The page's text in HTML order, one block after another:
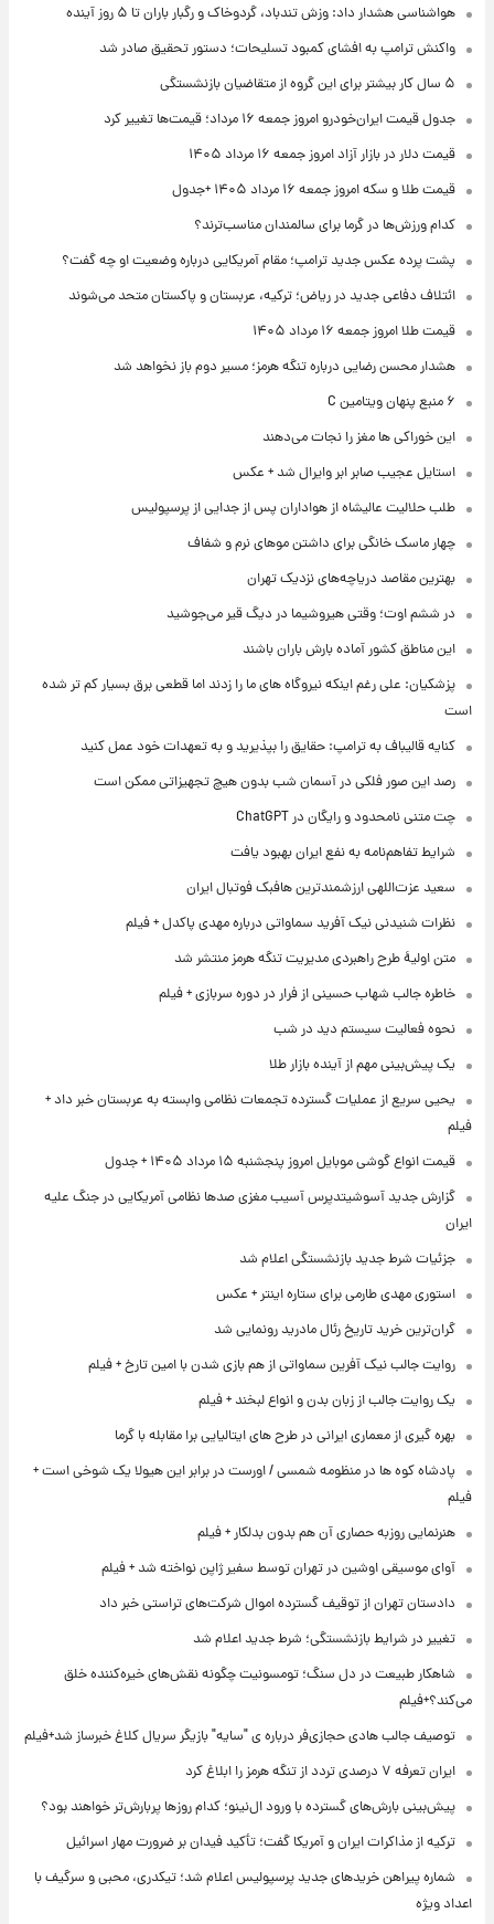
هواشناسی هشدار داد: وزش تندباد، گردوخاک و رگبار باران تا ۵ روز آینده
واکنش ترامپ به افشای کمبود تسلیحات؛ دستور تحقیق صادر شد
۵ سال کار بیشتر برای این گروه از متقاضیان بازنشستگی
جدول قیمت ایران‌خودرو امروز جمعه ۱۶ مرداد؛ قیمت‌ها تغییر کرد
قیمت دلار در بازار آزاد امروز جمعه ۱۶ مرداد ۱۴۰۵
قیمت طلا و سکه امروز جمعه ۱۶ مرداد ۱۴۰۵ +جدول
کدام ورزش‌ها در گرما برای سالمندان مناسب‌ترند؟
پشت پرده عکس جدید ترامپ؛ مقام آمریکایی درباره وضعیت او چه گفت؟
ائتلاف دفاعی جدید در ریاض؛ ترکیه، عربستان و پاکستان متحد می‌شوند
قیمت طلا امروز جمعه ۱۶ مرداد ۱۴۰۵
هشدار محسن رضایی درباره تنگه هرمز؛ مسیر دوم باز نخواهد شد
۶ منبع پنهان ویتامین C
این خوراکی ها مغز را نجات می‌دهند
استایل عجیب صابر ابر وایرال شد + عکس
طلب حلالیت عالیشاه از هواداران پس از جدایی از پرسپولیس
چهار ماسک خانگی برای داشتن موهای نرم و شفاف
بهترین مقاصد دریاچه‌های نزدیک تهران
در ششم اوت؛ وقتی هیروشیما در دیگ قیر می‌جوشید
این مناطق کشور آماده بارش باران باشند
پزشکیان: علی رغم اینکه نیروگاه های ما را زدند اما قطعی برق بسیار کم تر شده
است
کنایه قالیباف به ترامپ: حقایق را بپذیرید و به تعهدات خود عمل کنید
رصد این صور فلکی در آسمان شب بدون هیچ تجهیزاتی ممکن است
چت متنی نامحدود و رایگان در ChatGPT
شرایط تفاهم‌نامه به نفع ایران بهبود یافت
سعید عزت‌اللهی ارزشمندترین هافبک فوتبال ایران
نظرات شنیدنی نیک آفرید سماواتی درباره مهدی پاکدل + فیلم
متن اولیۀ طرح راهبردی مدیریت تنگه هرمز منتشر شد
خاطره جالب شهاب حسینی از فرار در دوره سربازی + فیلم
نحوه فعالیت سیستم دید در شب
یک پیش‌بینی مهم از آینده بازار طلا
یحیی سریع از عملیات گسترده تجمعات نظامی وابسته به عربستان خبر داد +
فیلم
قیمت انواع گوشی موبایل امروز پنجشنبه ۱۵ مرداد ۱۴۰۵ + جدول
گزارش جدید آسوشیتدپرس آسیب مغزی صدها نظامی آمریکایی در جنگ علیه
ایران
جزئیات شرط جدید بازنشستگی اعلام شد
استوری مهدی طارمی برای ستاره اینتر + عکس
گران‌ترین خرید تاریخ رئال مادرید رونمایی شد
روایت جالب نیک آفرین سماواتی از هم بازی شدن با امین تارخ + فیلم
یک روایت جالب از زبان بدن و انواع لبخند + فیلم
بهره گیری از معماری ایرانی در طرح های ایتالیایی برا مقابله با گرما
پادشاه کوه ها در منظومه شمسی / اورست در برابر این هیولا یک شوخی است +
فیلم
هنرنمایی روزبه حصاری آن هم بدون بدلکار + فیلم
آوای موسیقی اوشین در تهران توسط سفیر ژاپن نواخته شد + فیلم
دادستان تهران از توقیف گسترده اموال شرکت‌های تراستی خبر داد
تغییر در شرایط بازنشستگی؛ شرط جدید اعلام شد
شاهکار طبیعت در دل سنگ؛ تومسونیت چگونه نقش‌های خیره‌کننده خلق
می‌کند؟+فیلم
توصیف جالب هادی حجازی‌فر درباره ی "سایه" بازیگر سریال کلاغ خبرساز شد+فیلم
ایران تعرفه ۷ درصدی تردد از تنگه هرمز را ابلاغ کرد
پیش‌بینی بارش‌های گسترده با ورود ال‌نینو؛ کدام روزها پربارش‌تر خواهند بود؟
ترکیه از مذاکرات ایران و آمریکا گفت؛ تأکید فیدان بر ضرورت مهار اسرائیل
شماره پیراهن خریدهای جدید پرسپولیس اعلام شد؛ تیکدری، محبی و سرگیف با
اعداد ویژه